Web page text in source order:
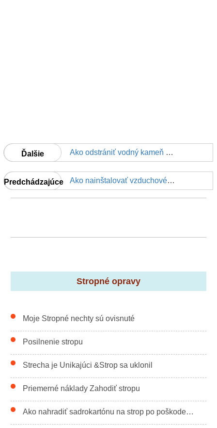
Ďalšie Ako odstrániť vodný kameň Z sadrokartónovým podhľadom
Predchádzajúce Ako nainštalovať vzduchového potrubia Vents v nerovnom sadrokartónu
Stropné opravy
Moje Stropné nechty sú ovisnuté
Posilnenie stropu
Strecha je Unikajúci &Strop sa uklonil
Priemerné náklady Zahodiť stropu
Ako nahradiť sadrokartónu na strop po poškodení vodou